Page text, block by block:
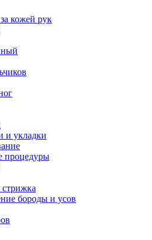
кожей рук
и укладки
процедуры
бороды и усов